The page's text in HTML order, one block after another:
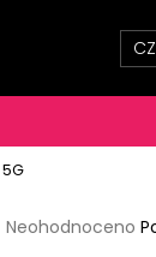
DOPRAVY A
Průměrné
Neohodnoceno